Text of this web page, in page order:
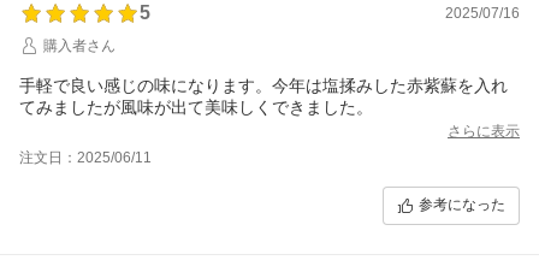
5
2025/07/16
購入者さん
手軽で良い感じの味になります。今年は塩揉みした赤紫蘇を入れ
てみましたが風味が出て美味しくできました。
さらに表示
注文日：2025/06/11
参考になった